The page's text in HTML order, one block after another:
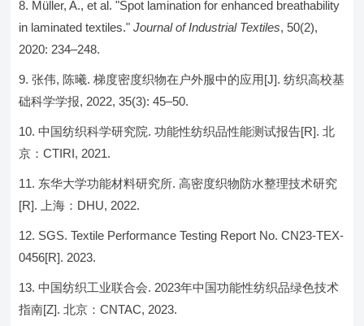
Müller, A., et al. "Spot lamination for enhanced breathability
in laminated textiles."Journal of Industrial Textiles, 50(2),
2020: 234–248.
张伟, 陈曦. 梯度密度织物在户外服中的应用[J]. 纺织高校基
础科学学报, 2022, 35(3): 45–50.
中国纺织科学研究院. 功能性纺织品性能测试报告[R]. 北
京：CTIRI, 2021.
东华大学功能材料研究所. 高密度织物防水整理技术研究
[R]. 上海：DHU, 2022.
SGS. Textile Performance Testing Report No. CN23-TEX-
0456[R]. 2023.
中国纺织工业联合会. 2023年中国功能性纺织品绿色技术
指南[Z]. 北京：CNTAC, 2023.